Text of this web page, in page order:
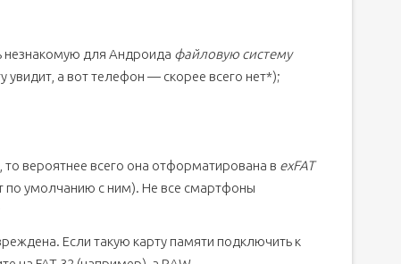
незнакомую для Андроида файловую систему
увидит, а вот телефон — скорее всего нет*);
вероятнее всего она отформатирована в exFAT
по умолчанию с ним). Не все смартфоны
Если такую карту памяти подключить к